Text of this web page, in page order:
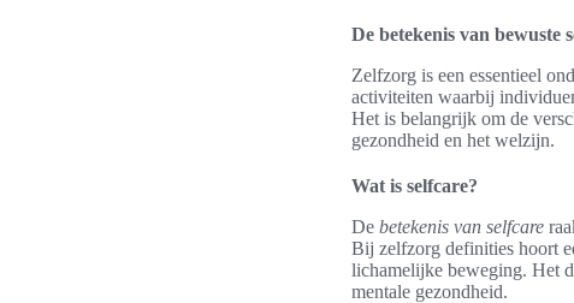
De betekenis van bewuste
Zelfzorg is een essentieel
activiteiten waarbij
Het is belangrijk om de
gezondheid en het welzijn.
Wat is selfcare?
De betekenis van selfcare
Bij zelfzorg definities hoort
lichamelijke beweging. Het
mentale gezondheid.